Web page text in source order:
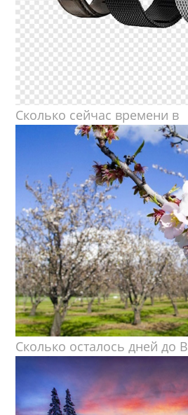
Сколько сейчас времени в
Сколько осталось дней до